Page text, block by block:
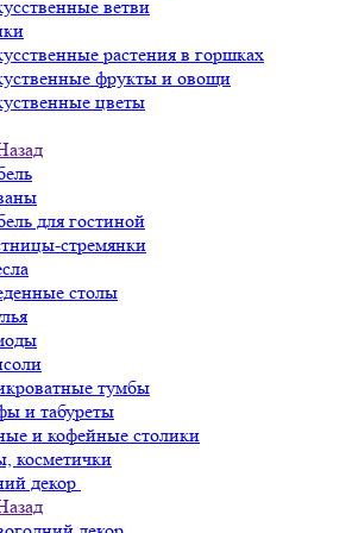
ветви
растения в горшках
фрукты и овощи
цветы
для гостиной
стремянки
столы
тумбы
и табуреты
и кофейные столики
косметички
декор